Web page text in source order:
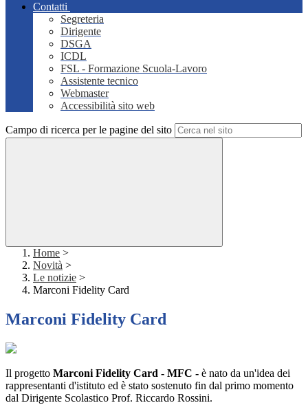
Contatti
Segreteria
Dirigente
DSGA
ICDL
FSL - Formazione Scuola-Lavoro
Assistente tecnico
Webmaster
Accessibilità sito web
Campo di ricerca per le pagine del sito
Home >
Novità >
Le notizie >
Marconi Fidelity Card
Marconi Fidelity Card
Il progetto Marconi Fidelity Card - MFC - è nato da un'idea dei
rappresentanti d'istituto ed è stato sostenuto fin dal primo momento
dal Dirigente Scolastico Prof. Riccardo Rossini.